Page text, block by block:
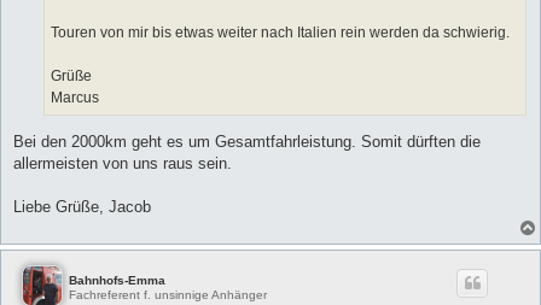
Touren von mir bis etwas weiter nach Italien rein werden da schwierig.
Grüße
Marcus
Bei den 2000km geht es um Gesamtfahrleistung. Somit dürften die
allermeisten von uns raus sein.
Liebe Grüße, Jacob
Bahnhofs-Emma
Fachreferent f. unsinnige Anhänger